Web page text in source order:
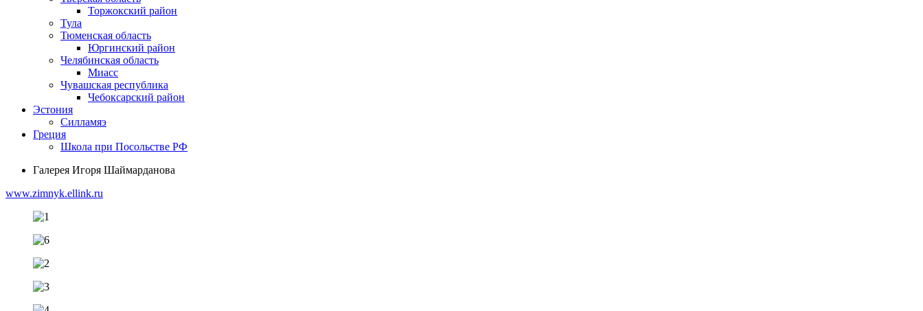
Торжокский район
Тула
Тюменская область
Юргинский район
Челябинская область
Миасс
Чувашская республика
Чебоксарский район
Эстония
Силламяэ
Греция
Школа при Посольстве РФ
Галерея Игоря Шаймарданова
www.zimnyk.ellink.ru